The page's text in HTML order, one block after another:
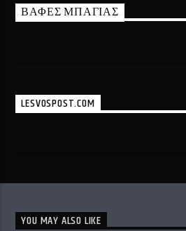
ΒΑΦΕΣ ΜΠΑΓΙΑΣ
LESVOSPOST.COM
YOU MAY ALSO LIKE